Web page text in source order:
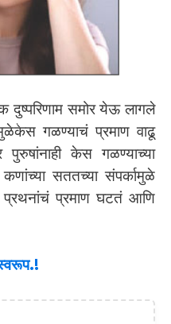
समोर येऊ लागले
गळण्याचं प्रमाण वाढू
केस गळण्याच्या
सततच्या संपर्कामुळे
प्रथनांचं प्रमाण घटतं आणि